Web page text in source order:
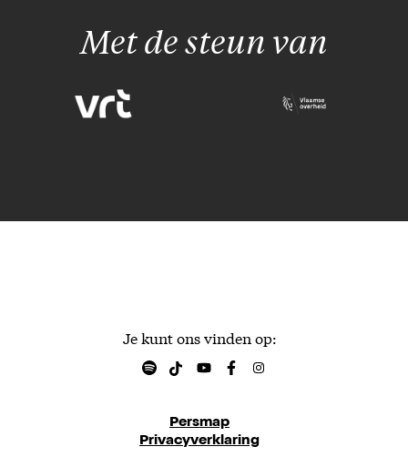
Met de steun van
Je kunt ons vinden op:
Persmap
Privacyverklaring